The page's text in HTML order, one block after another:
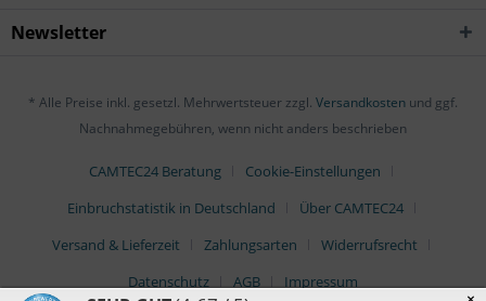
Newsletter
* Alle Preise inkl. gesetzl. Mehrwertsteuer zzgl. Versandkosten und ggf.
Nachnahmegebühren, wenn nicht anders beschrieben
CAMTEC24 Beratung
Cookie-Einstellungen
Einbruchstatistik in Deutschland
Über CAMTEC24
Versand & Lieferzeit
Zahlungsarten
Widerrufsrecht
Datenschutz
AGB Impressum